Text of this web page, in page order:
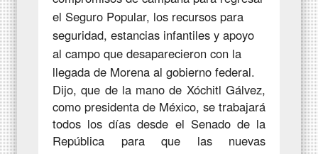
el Seguro Popular, los recursos para
seguridad, estancias infantiles y apoyo
al campo que desaparecieron con la
llegada de Morena al gobierno federal.
Dijo, que de la mano de Xóchitl Gálvez,
como presidenta de México, se trabajará
todos los días desde el Senado de la
República para que las nuevas